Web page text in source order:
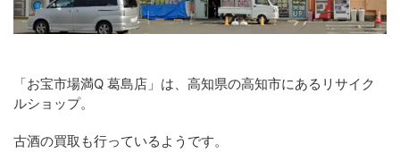
「お宝市場満Q 葛島店」は、高知県の高知市にあるリサイク
ルショップ。
古酒の買取も行っているようです。